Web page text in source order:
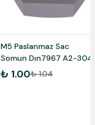
M5 Paslanmaz Sac
Somun Dın7967 A2-304
₺ 1.00₺ 1.04